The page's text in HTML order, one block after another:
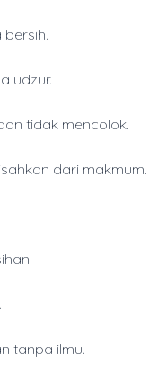
bersih.
udzur.
tidak mencolok.
dari makmum.
tanpa ilmu.